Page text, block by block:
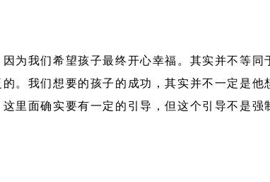
为我们希望孩子最终开心幸福。其实并不等
。我们想要的孩子的成功，其实并不一定是
里面确实要有一定的引导，但这个引导不是